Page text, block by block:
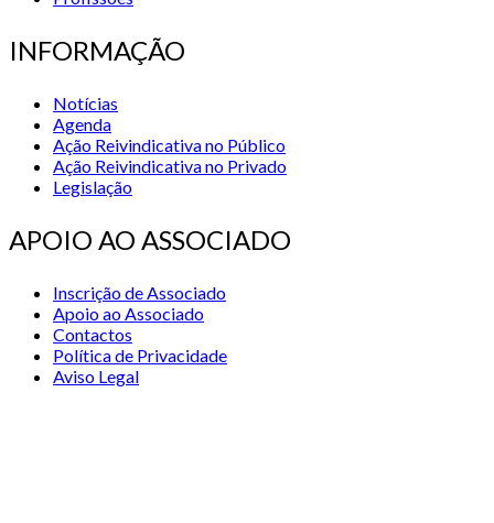
INFORMAÇÃO
Notícias
Agenda
Ação Reivindicativa no Público
Ação Reivindicativa no Privado
Legislação
APOIO AO ASSOCIADO
Inscrição de Associado
Apoio ao Associado
Contactos
Política de Privacidade
Aviso Legal